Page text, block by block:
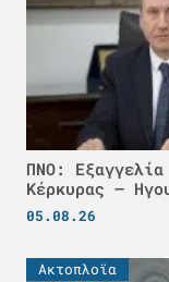
ΠΝΟ:
Κέρκυρας –
05.08.26
Ακτοπλοϊα